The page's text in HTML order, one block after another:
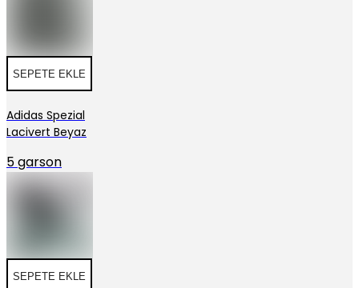
SEPETE EKLE
Adidas Spezial
Lacivert Beyaz
5 garson
SEPETE EKLE